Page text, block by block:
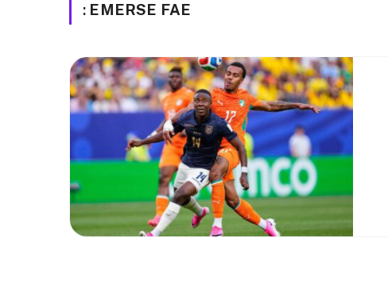
: EMERSE FAE